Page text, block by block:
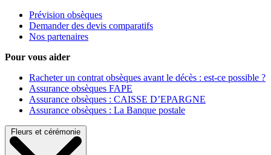
Prévision obsèques
Demander des devis comparatifs
Nos partenaires
Pour vous aider
Racheter un contrat obsèques avant le décès : est-ce possible ?
Assurance obsèques FAPE
Assurance obsèques : CAISSE D’EPARGNE
Assurance obsèques : La Banque postale
Fleurs et cérémonie